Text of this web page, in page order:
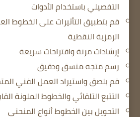
التفصيلي باستخدام الأدوات
قم بتطبيق التأثيرات على الخطوط
الرمزية النقطية
إرشادات مرنة واقتراحات سريعة
رسم متجه متسق ودقيق
قم بلصق واستيراد العمل الفني
التتبع التلقائي والخطوط الملونة
التحويل بين الخطوط أنواع المنحنى